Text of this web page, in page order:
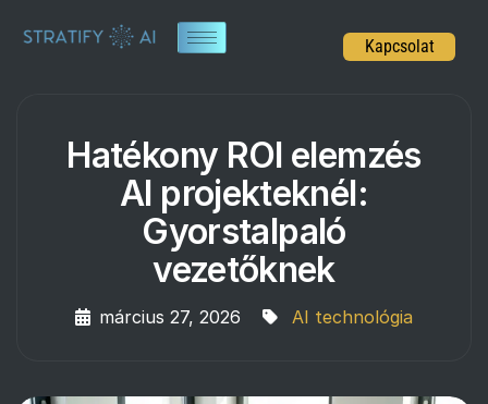
Kapcsolat
Hatékony ROI elemzés
AI projekteknél:
Gyorstalpaló
vezetőknek
március 27, 2026 AI technológia